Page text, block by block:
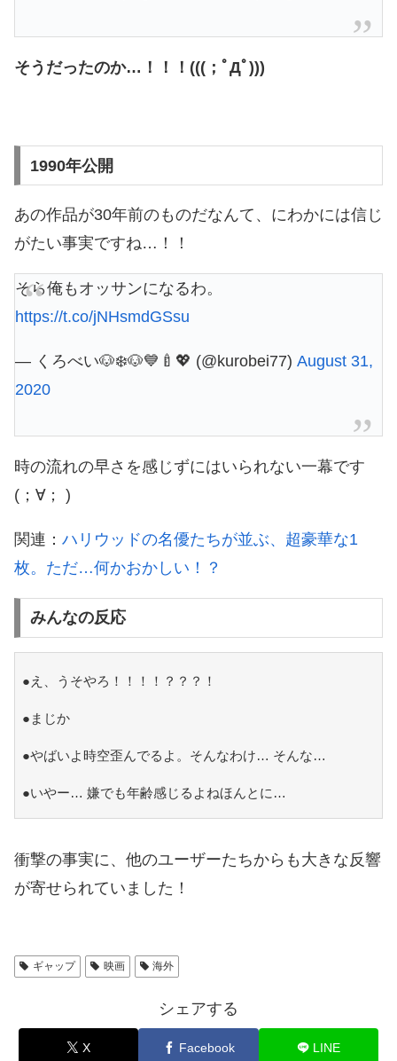
そうだったのか…！！！(((；ﾟДﾟ)))
1990年公開
あの作品が30年前のものだなんて、にわかには信じ
がたい事実ですね…！！
そら俺もオッサンになるわ。
https://t.co/jNHsmdGSsu
— くろべい🐶❄️🐶💙🍼💖 (@kurobei77) August 31,
2020
時の流れの早さを感じずにはいられない一幕です
(；∀； )
関連： ハリウッドの名優たちが並ぶ、超豪華な1
枚。ただ…何かおかしい！？
みんなの反応
●え、うそやろ！！！！？？？！
●まじか
●やばいよ時空歪んでるよ。そんなわけ… そんな…
●いやー… 嫌でも年齢感じるよねほんとに…
衝撃の事実に、他のユーザーたちからも大きな反響
が寄せられていました！
ギャップ 映画 海外
シェアする
X Facebook LINE